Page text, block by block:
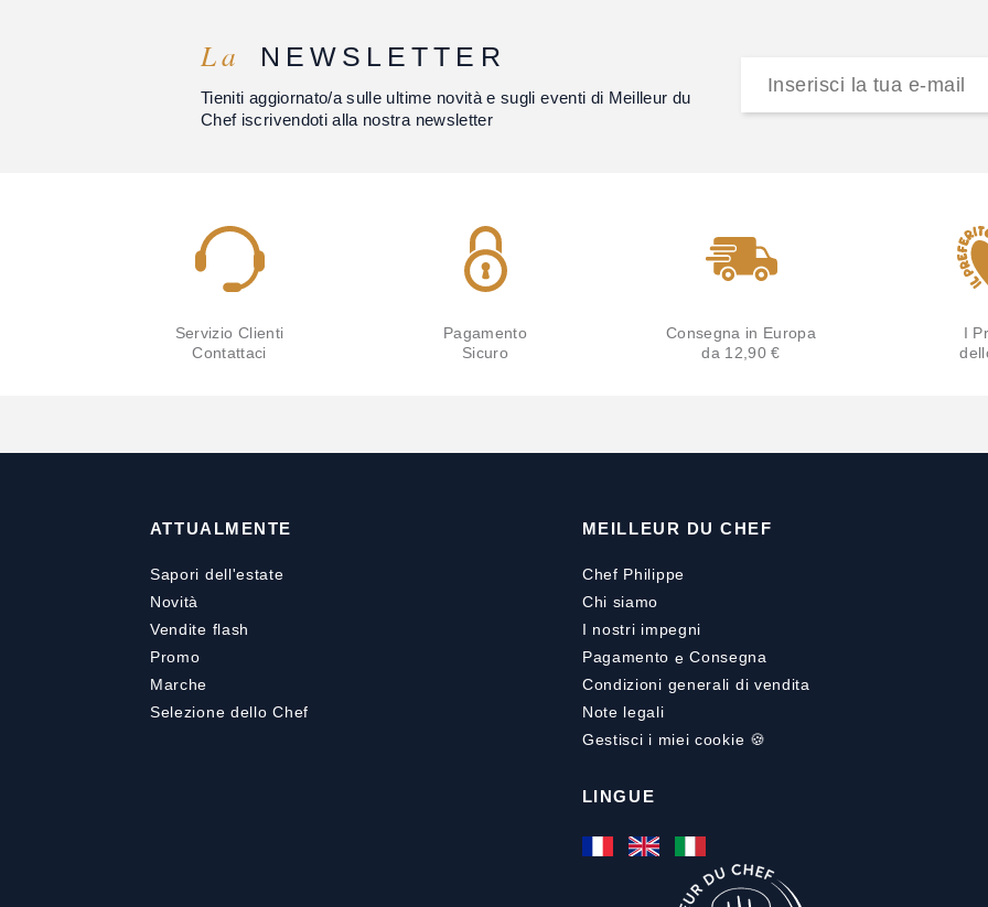
La NEWSLETTER
Tieniti aggiornato/a sulle ultime novità e sugli eventi di Meilleur du
Chef iscrivendoti alla nostra newsletter
Servizio Clienti
Contattaci
Pagamento
Sicuro
Consegna in Europa
da 12,90 €
I
ATTUALMENTE
Sapori dell'estate
Novità
Vendite flash
Promo
Marche
Selezione dello Chef
MEILLEUR DU CHEF
Chef Philippe
Chi siamo
I nostri impegni
Pagamento eConsegna
Condizioni generali di vendita
Note legali
Gestisci i miei cookie 🍪
LINGUE